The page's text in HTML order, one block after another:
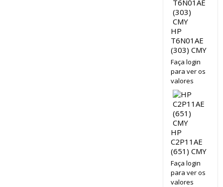
HP
T6N01AE
(303) CMY
Faça login
para ver os
valores
HP
C2P11AE
(651) CMY
Faça login
para ver os
valores